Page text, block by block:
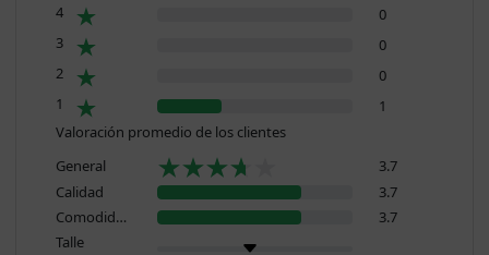
4
0
3
0
2
0
1
1
Valoración promedio de los clientes
General
3.7
Calidad
3.7
Comodidad
3.7
Talle